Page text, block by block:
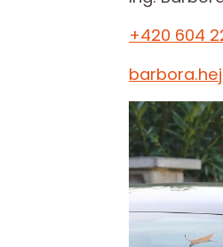
+420 604